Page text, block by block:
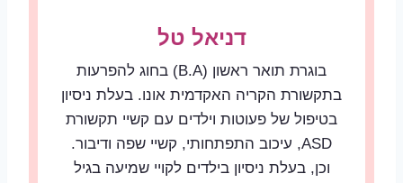
דניאל טל
בוגרת תואר ראשון (B.A) בחוג להפרעות
בתקשורת הקריה האקדמית אונו. בעלת ניסיון
בטיפול של פעוטות וילדים עם קשיי תקשורת
ASD, עיכוב התפתחותי, קשיי שפה ודיבור.
וכן, בעלת ניסיון בילדים לקויי שמיעה בגיל